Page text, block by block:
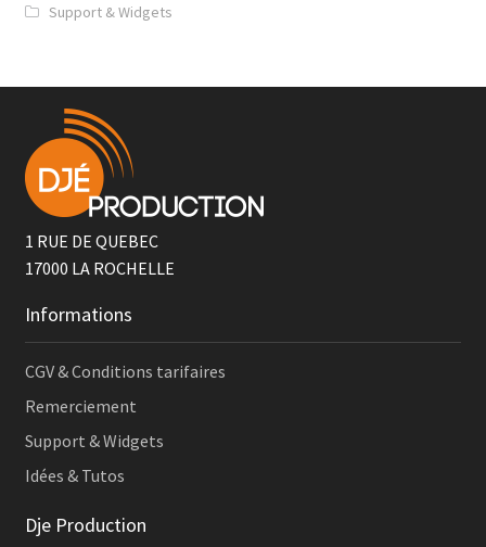
Support & Widgets
1 RUE DE QUEBEC
17000 LA ROCHELLE
Informations
CGV & Conditions tarifaires
Remerciement
Support & Widgets
Idées & Tutos
Dje Production